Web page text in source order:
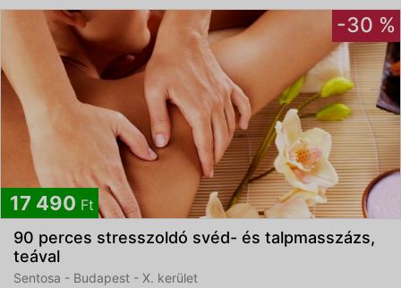
-30 %
17 490 Ft
90 perces stresszoldó svéd- és talpmasszázs,
teával
Sentosa - Budapest - X. kerület